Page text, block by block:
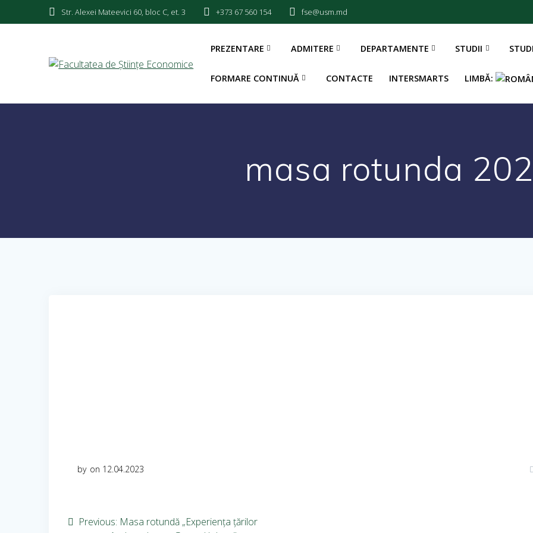
Str. Alexei Mateevici 60, bloc C, et. 3 +373 67 560 154 fse@usm.md
PREZENTARE ADMITERE DEPARTAMENTE STUDII
FORMARE CONTINUĂ CONTACTE INTERSMARTS LIMBĂ:
masa rotunda
by on 12.04.2023
Previous: Masa rotundă „Experiența țărilor